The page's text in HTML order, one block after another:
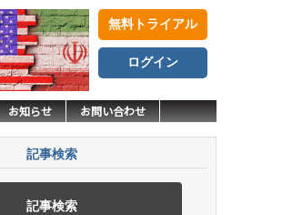
無料トライアル
ログイン
お知らせ お問い合わせ
記事検索
記事検索